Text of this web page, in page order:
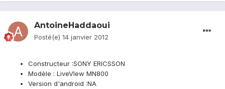
AntoineHaddaoui
Posté(e) 14 janvier 2012
Constructeur :SONY ERICSSON
Modèle : LiveVIew MN800
Version d'android :NA